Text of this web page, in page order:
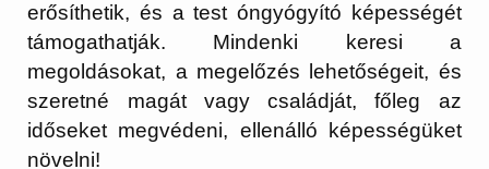
erősíthetik, és a test óngyógyító képességét
támogathatják. Mindenki keresi a
megoldásokat, a megelőzés lehetőségeit, és
szeretné magát vagy családját, főleg az
időseket megvédeni, ellenálló képességüket
növelni!